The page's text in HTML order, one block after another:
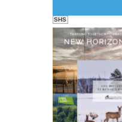
SHS